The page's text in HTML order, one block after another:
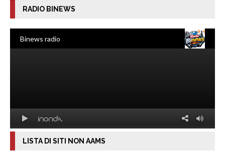
RADIO BINEWS
LISTA DI SITI NON AAMS